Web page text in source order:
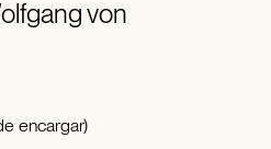
von
encargar)